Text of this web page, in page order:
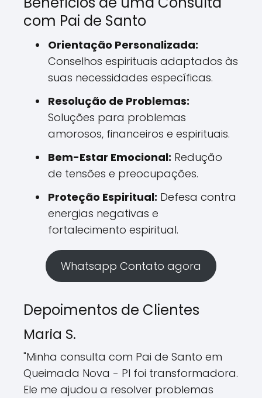
com Pai de Santo
Orientação Personalizada:
Conselhos espirituais adaptados às
suas necessidades específicas.
Resolução de Problemas:
Soluções para problemas
amorosos, financeiros e espirituais.
Bem-Estar Emocional: Redução
de tensões e preocupações.
Proteção Espiritual: Defesa contra
energias negativas e
fortalecimento espiritual.
Whatsapp Contato agora
Depoimentos de Clientes
Maria S.
"Minha consulta com Pai de Santo em
Queimada Nova - PI foi transformadora.
Ele me ajudou a resolver problemas